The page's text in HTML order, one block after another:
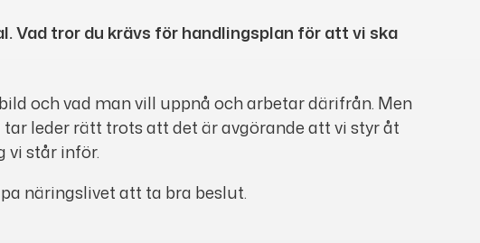
Vad tror du krävs för handlingsplan för att vi ska
och vad man vill uppnå och arbetar därifrån. Men
leder rätt trots att det är avgörande att vi styr åt
vi står inför.
näringslivet att ta bra beslut.